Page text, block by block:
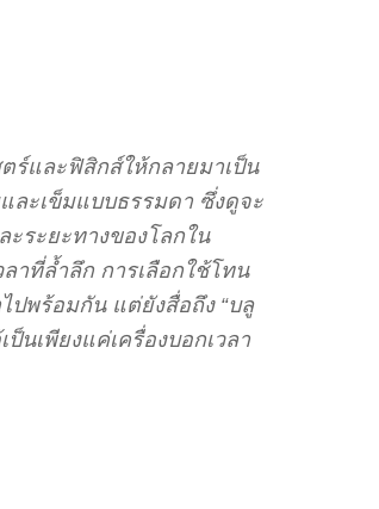
ตร์และฟิสิกส์ให้กลายมาเป็น
ละเข็มแบบธรรมดา ซึ่งดูจะ
ระยะทางของโลกใน
าที่ล้ำลึก การเลือกใช้โทน
ปพร้อมกัน แต่ยังสื่อถึง “บลู
นเพียงแค่เครื่องบอกเวลา